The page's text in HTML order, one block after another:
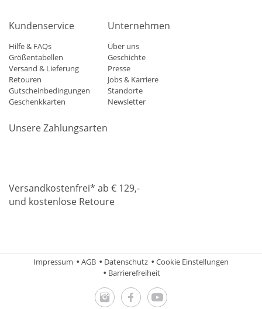
Kundenservice
Hilfe & FAQs
Größentabellen
Versand & Lieferung
Retouren
Gutscheinbedingungen
Geschenkkarten
Unternehmen
Über uns
Geschichte
Presse
Jobs & Karriere
Standorte
Newsletter
Unsere Zahlungsarten
Versandkostenfrei* ab € 129,-
und kostenlose Retoure
Impressum AGB Datenschutz
Cookie Einstellungen
Barrierefreiheit